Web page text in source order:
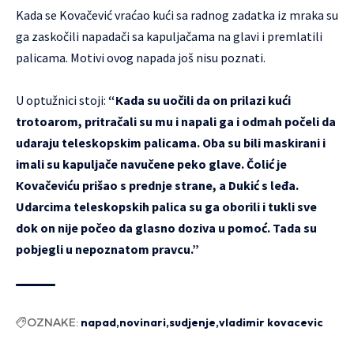
Kada se Kovačević vraćao kući sa radnog zadatka iz mraka su
ga zaskočili napadači sa kapuljačama na glavi i premlatili
palicama. Motivi ovog napada još nisu poznati.
U optužnici stoji: “Кada su uočili da on prilazi kući
trotoarom, pritračali su mu i napali ga i odmah počeli da
udaraju teleskopskim palicama. Oba su bili maskirani i
imali su kapuljače navučene peko glave. Čolić je
Кovačeviću prišao s prednje strane, a Dukić s leđa.
Udarcima teleskopskih palica su ga oborili i tukli sve
dok on nije počeo da glasno doziva u pomoć. Tada su
pobjegli u nepoznatom pravcu.”
OZNAKE: napad novinari sudjenje vladimir kovacevic